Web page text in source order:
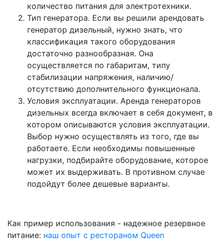
количество питания для электротехники.
Тип генератора. Если вы решили арендовать
генератор дизельный, нужно знать, что
классификация такого оборудования
достаточно разнообразная. Она
осуществляется по габаритам, типу
стабилизации напряжения, наличию/
отсутствию дополнительного функционала.
Условия эксплуатации. Аренда генераторов
дизельных всегда включает в себя документ, в
котором описываются условия эксплуатации.
Выбор нужно осуществлять из того, где вы
работаете. Если необходимы повышенные
нагрузки, подбирайте оборудование, которое
может их выдерживать. В противном случае
подойдут более дешевые варианты.
Как пример использования - надежное резервное
питание: наш опыт с рестораном Queen